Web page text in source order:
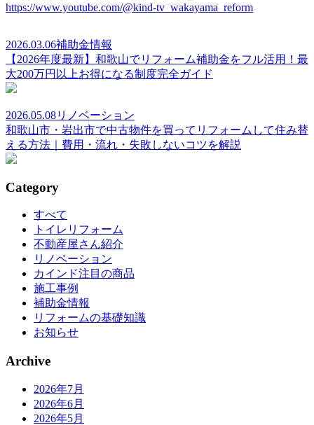
https://www.youtube.com/@kind-tv_wakayama_reform
2026.03.06補助金情報
【2026年度最新】和歌山でリフォーム補助金をフル活用！最
大200万円以上お得になる制度完全ガイド
2026.05.08リノベーション
和歌山市・岩出市で中古物件を買ってリフォームして住み替
える方法｜費用・流れ・失敗しないコツを解説
Category
すべて
トイレリフォーム
不動産屋さん紹介
リノベーション
カインド注目の商品
施工事例
補助金情報
リフォームの基礎知識
お知らせ
Archive
2026年7月
2026年6月
2026年5月